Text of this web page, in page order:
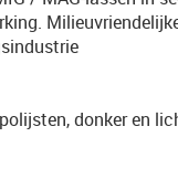
donker en